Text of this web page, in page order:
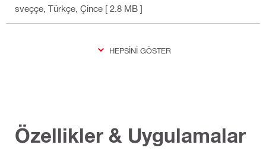
sveççe, Türkçe, Çince [ 2.8 MB ]
HEPSINI GÖSTER
Özellikler & Uygulamalar